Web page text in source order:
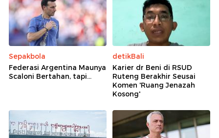
Sepakbola
Federasi Argentina Maunya
Scaloni Bertahan, tapi...
detikBali
Karier dr Beni di RSUD
Ruteng Berakhir Seusai
Komen 'Ruang Jenazah
Kosong'